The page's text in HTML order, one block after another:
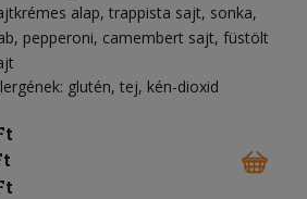
alap trappista sajt sonka
pepperoni camembert sajt füstölt
glutén, tej, kén-dioxid